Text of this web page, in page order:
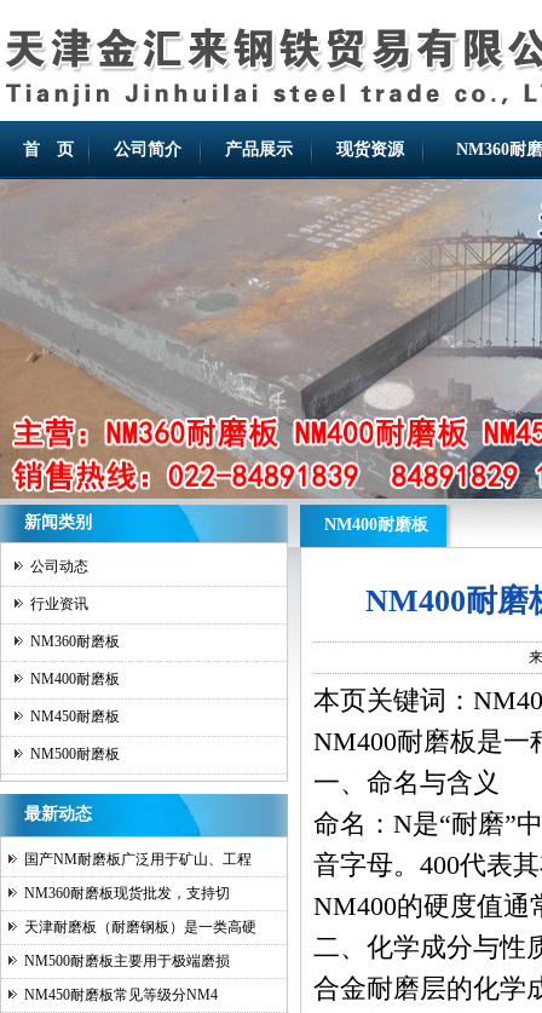
首 页 公司简介 产品展示 现货资源 NM360耐
新闻类别
公司动态
行业资讯
NM360耐磨板
NM400耐磨板
NM450耐磨板
NM500耐磨板
最新动态
国产NM耐磨板广泛用于矿山、工程
NM360耐磨板现货批发，支持切
天津耐磨板（耐磨钢板）是一类高硬
NM500耐磨板主要用于极端磨损
NM450耐磨板常见等级分NM4
NM400耐磨板
NM400耐磨
本页关键词：
NM400耐磨板是一
一、命名与含义
命名：N是“耐磨”
音字母。400代表
NM400的硬度值通
二、化学成分与性
合金耐磨层的化学